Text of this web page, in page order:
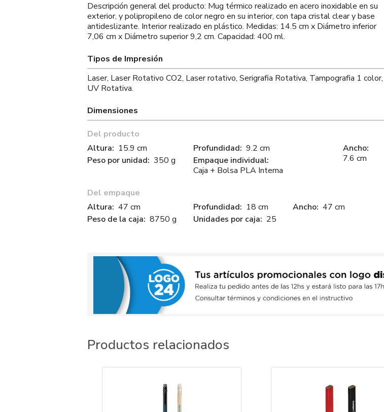
Descripción general del producto: Mug térmico realizado en acero inoxidable en su
exterior, y polipropileno de color negro en su interior, con tapa cristal clear y base
antideslizante. Interior realizado en plástico. Medidas: 14.5 cm x Diámetro inferior
7,06 cm x Diámetro superior 9,2 cm. Capacidad: 400 ml.
Tipos de Impresión
Laser, Laser Rotativo CO2, Laser rotativo, Serigrafia Rotativa, Tampografia 1 color,
UV Rotativa.
Dimensiones
Del producto
Altura: 15.9 cm
Peso por unidad: 350 g
Profundidad: 9.2 cm
Empaque individual:
Caja + Bolsa PLA Interna
Ancho:
7.6 cm
Del empaque
Altura: 47 cm
Peso de la caja: 8750 g
Profundidad: 18 cm
Unidades por caja: 25
Ancho: 47 cm
Productos relacionados